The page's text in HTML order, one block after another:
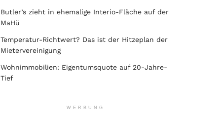
Butler’s zieht in ehemalige Interio-Fläche auf der
MaHü
Temperatur-Richtwert? Das ist der Hitzeplan der
Mietervereinigung
Wohnimmobilien: Eigentumsquote auf 20-Jahre-
Tief
WERBUNG